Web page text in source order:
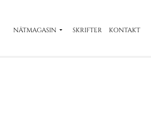
NÄTMAGASIN SKRIFTER KONTAKT